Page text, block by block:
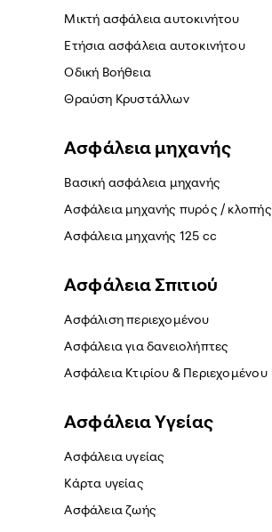
Μικτή ασφάλεια αυτοκινήτου
Ετήσια ασφάλεια αυτοκινήτου
Οδική Βοήθεια
Θραύση Κρυστάλλων
Ασφάλεια μηχανής
Βασική ασφάλεια μηχανής
Ασφάλεια μηχανής πυρός / κλοπής
Ασφάλεια μηχανής 125 cc
Ασφάλεια Σπιτιού
Ασφάλιση περιεχομένου
Ασφάλεια για δανειολήπτες
Ασφάλεια Κτιρίου & Περιεχομένου
Ασφάλεια Yγείας
Ασφάλεια υγείας
Κάρτα υγείας
Ασφάλεια ζωής